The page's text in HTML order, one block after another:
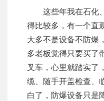
这些年我在石化
得比较多，有一个直
大多不是设备不防爆
多老板觉得只要买了
叉车，心里就踏实了
缆、随手开盖检查、
白了，防爆设备只是